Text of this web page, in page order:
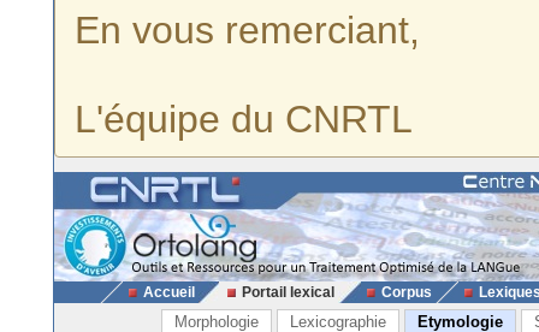
En vous remerciant,
L'équipe du CNRTL
Accueil Portail lexical Corpus
Morphologie Lexicographie Etymologie